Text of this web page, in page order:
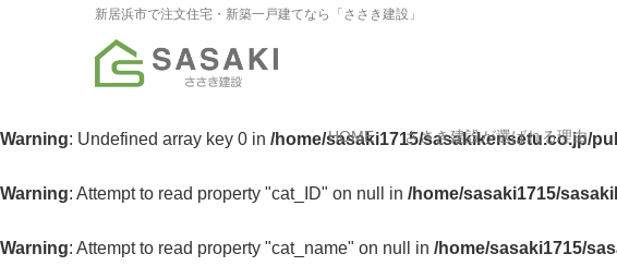
新居浜市で注文住宅・新築一戸建てなら「ささき建設」
HOME ささき建設が選ばれる理由
Warning: Undefined array key 0 in /home/sasaki1715/sasakikensetu.co.jp/
Warning: Attempt to read property "cat_ID" on null in /home/sasaki1715/
Warning: Attempt to read property "cat_name" on null in /home/sasaki1715/